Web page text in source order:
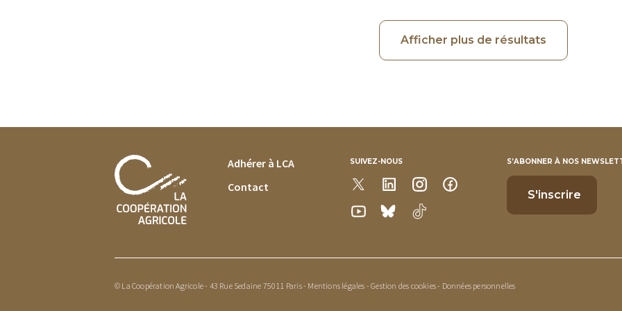
Afficher plus de résultats
FOOTER MENU
Adhérer à LCA
Contact
SUIVEZ-NOUS S’ABONNER À NOS
© La Coopération Agricole - 43 Rue Sedaine 75011 Paris - Mentions légales -Gestion des cookies- Données personnelles